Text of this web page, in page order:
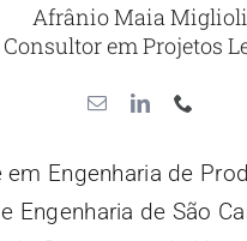
Afrânio Maia Miglioli
Consultor em Projetos
em Engenharia de
Engenharia de São